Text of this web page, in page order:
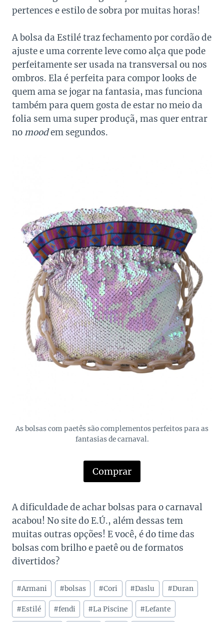
pertences e estilo de sobra por muitas horas!
A bolsa da Estilé traz fechamento por cordão de
ajuste e uma corrente leve como alça que pode
perfeitamente ser usada na transversal ou nos
ombros. Ela é perfeita para compor looks de
quem ama se jogar na fantasia, mas funciona
também para quem gosta de estar no meio da
folia sem uma super produçã, mas quer entrar
nomoodem segundos.
As bolsas com paetês são complementos perfeitos para as
fantasias de carnaval.
Comprar
A dificuldade de achar bolsas para o carnaval
acabou! No site do E.Ú., além dessas tem
muitas outras opções! E você, é do time das
bolsas com brilho e paetê ou de formatos
divertidos?
Tags
do
Post:
#Armani #bolsas #Cori #Daslu #Duran
#Estilé #fendi #La Piscine #Lefante